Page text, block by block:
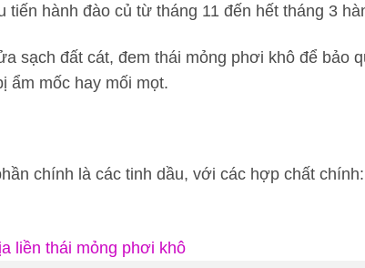
tiến hành đào củ từ tháng 11 đến hết tháng 3
sạch đất cát, đem thái mỏng phơi khô để bảo
ẩm mốc hay mối mọt.
chính là các tinh dầu, với các hợp chất